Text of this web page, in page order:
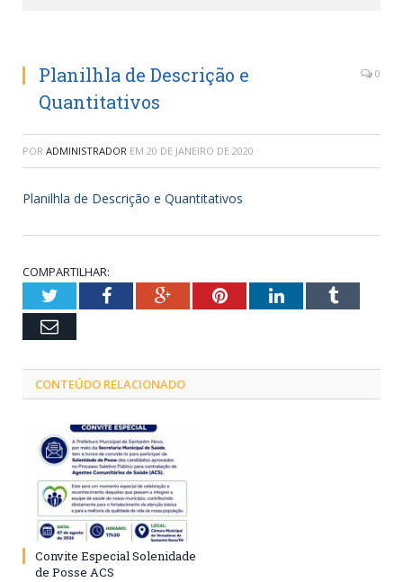
Planilhla de Descrição e
Quantitativos
0
POR ADMINISTRADOR EM 20 DE JANEIRO DE 2020
Planilhla de Descrição e Quantitativos
COMPARTILHAR:
TwitterFacebookGoogle+PinterestLinkedInTumblr
Email
CONTEÚDO RELACIONADO
Convite Especial Solenidade
de Posse ACS